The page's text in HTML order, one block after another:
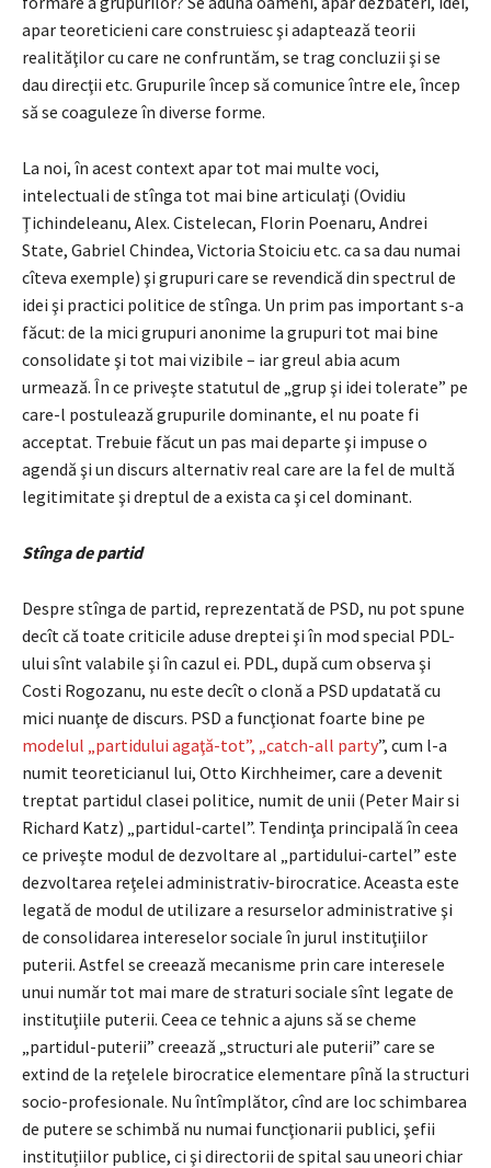
apar teoreticieni care construiesc şi adaptează teorii
realităţilor cu care ne confruntăm, se trag concluzii şi se
dau direcţii etc. Grupurile încep să comunice între ele, încep
să se coaguleze în diverse forme.
La noi, în acest context apar tot mai multe voci,
intelectuali de stînga tot mai bine articulaţi (Ovidiu
Ţichindeleanu, Alex. Cistelecan, Florin Poenaru, Andrei
State, Gabriel Chindea, Victoria Stoiciu etc. ca sa dau numai
cîteva exemple) şi grupuri care se revendică din spectrul de
idei şi practici politice de stînga. Un prim pas important s-a
făcut: de la mici grupuri anonime la grupuri tot mai bine
consolidate şi tot mai vizibile – iar greul abia acum
urmează. În ce priveşte statutul de „grup şi idei tolerate” pe
care-l postulează grupurile dominante, el nu poate fi
acceptat. Trebuie făcut un pas mai departe şi impuse o
agendă şi un discurs alternativ real care are la fel de multă
legitimitate şi dreptul de a exista ca şi cel dominant.
Stînga de partid
Despre stînga de partid, reprezentată de PSD, nu pot spune
decît că toate criticile aduse dreptei şi în mod special PDL-
ului sînt valabile şi în cazul ei. PDL, după cum observa şi
Costi Rogozanu, nu este decît o clonă a PSD updatată cu
mici nuanţe de discurs. PSD a funcţionat foarte bine pe
modelul „partidului agaţă-tot”, „catch-all party”, cum l-a
numit teoreticianul lui, Otto Kirchheimer, care a devenit
treptat partidul clasei politice, numit de unii (Peter Mair si
Richard Katz) „partidul-cartel”. Tendinţa principală în ceea
ce priveşte modul de dezvoltare al „partidului-cartel” este
dezvoltarea reţelei administrativ-birocratice. Aceasta este
legată de modul de utilizare a resurselor administrative şi
de consolidarea intereselor sociale în jurul instituţiilor
puterii. Astfel se creează mecanisme prin care interesele
unui număr tot mai mare de straturi sociale sînt legate de
instituţiile puterii. Ceea ce tehnic a ajuns să se cheme
„partidul-puterii” creează „structuri ale puterii” care se
extind de la reţelele birocratice elementare pînă la structuri
socio-profesionale. Nu întîmplător, cînd are loc schimbarea
de putere se schimbă nu numai funcţionarii publici, şefii
instituțiilor publice, ci şi directorii de spital sau uneori chiar